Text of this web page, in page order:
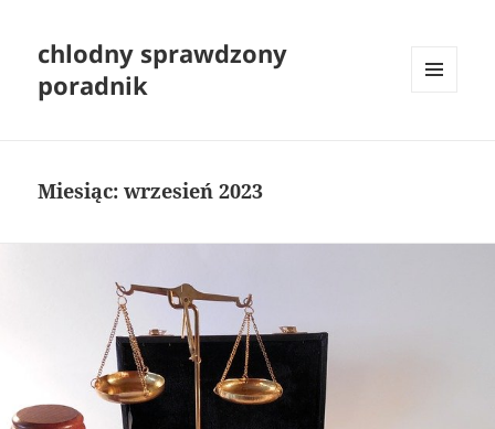
chlodny sprawdzony
poradnik
Miesiąc:wrzesień 2023